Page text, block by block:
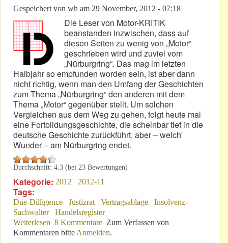
Gespeichert von wh am 29 November, 2012 - 07:18
Die Leser von Motor-KRITIK
beanstanden inzwischen, dass auf
diesen Seiten zu wenig von „Motor“
geschrieben wird und zuviel vom
„Nürburgring“. Das mag im letzten
Halbjahr so empfunden worden sein, ist aber dann
nicht richtig, wenn man den Umfang der Geschichten
zum Thema „Nürburgring“ den anderen mit dem
Thema „Motor“ gegenüber stellt. Um solchen
Vergleichen aus dem Weg zu gehen, folgt heute mal
eine Fortbildungsgeschichte, die scheinbar tief in die
deutsche Geschichte zurückführt, aber – welch'
Wunder – am Nürburgring endet.
Durchschnitt: 4.3 (bei 23 Bewertungen)
Kategorie: 2012 2012-11
Tags:
Due-Dilligence Justizrat Vertragsablage
Insolvenz-
Sachwalter
Handelsregister
Weiterlesen über Unterschied zwischen D – DD und DDR
8 Kommentare Zum Verfassen von
Kommentaren bitte Anmelden.